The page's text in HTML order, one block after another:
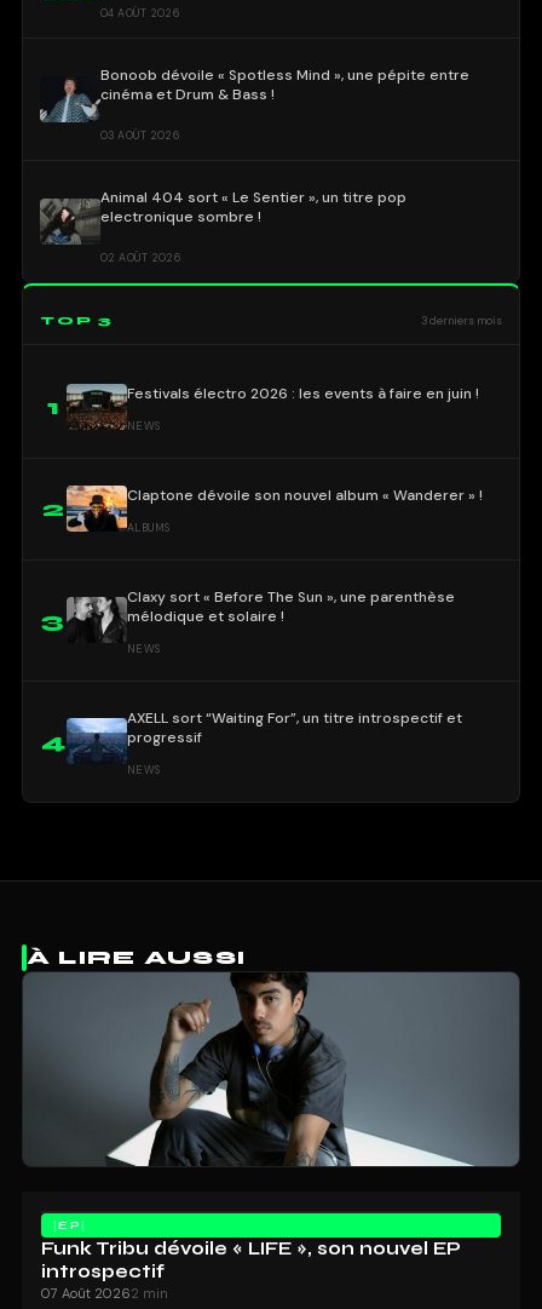
04 AOÛT 2026
Bonoob dévoile « Spotless Mind », une pépite entre
cinéma et Drum & Bass !
03 AOÛT 2026
Animal 404 sort « Le Sentier », un titre pop
electronique sombre !
02 AOÛT 2026
TOP 3 3 derniers mois
1
Festivals électro 2026 : les events à faire en juin !
NEWS
2
Claptone dévoile son nouvel album « Wanderer » !
ALBUMS
3
Claxy sort « Before The Sun », une parenthèse
mélodique et solaire !
NEWS
4
AXELL sort “Waiting For”, un titre introspectif et
progressif
NEWS
À LIRE AUSSI
EP
Funk Tribu dévoile « LIFE », son nouvel EP
introspectif
07 Août 20262 min